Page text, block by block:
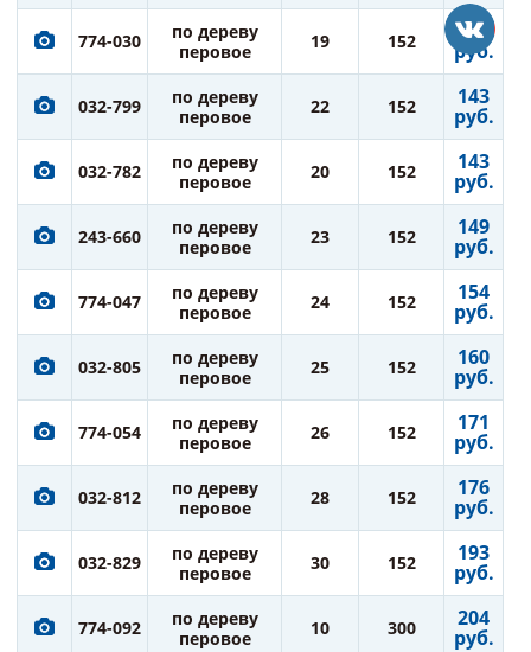
774-030
по дереву
перовое
19 152 138
руб.
032-799
по дереву
перовое
22 152 143
руб.
032-782
по дереву
перовое
20 152 143
руб.
243-660
по дереву
перовое
23 152 149
руб.
774-047
по дереву
перовое
24 152 154
руб.
032-805
по дереву
перовое
25 152 160
руб.
774-054
по дереву
перовое
26 152 171
руб.
032-812
по дереву
перовое
28 152 176
руб.
032-829
по дереву
перовое
30 152 193
руб.
774-092
по дереву
перовое
10 300 204
руб.